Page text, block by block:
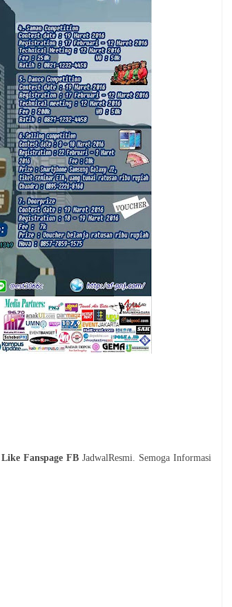
Like Fanspage FB JadwalResmi. Semoga Informasi